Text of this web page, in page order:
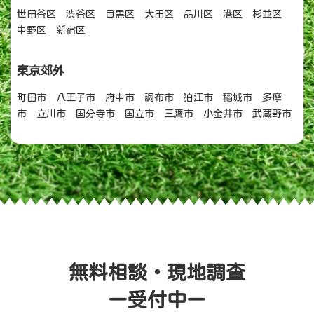
世田谷区 渋谷区 目黒区 大田区 品川区 港区 杉並区
中野区 新宿区
東京郊外
町田市 八王子市 府中市 調布市 狛江市 稲城市 多摩
市 立川市 国分寺市 国立市 三鷹市 小金井市 武蔵野市
無料相談・現地調査
ー受付中ー